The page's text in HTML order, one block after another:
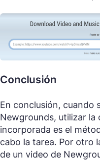
Conclusión
En conclusión, cuando
Newgrounds, utilizar la
incorporada es el
cabo la tarea. Por otro
de un video de